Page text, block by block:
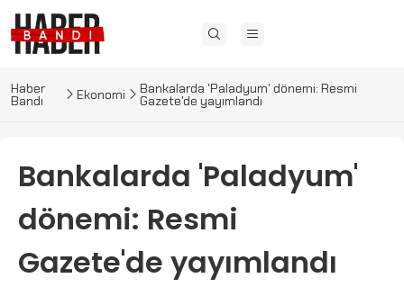
Haber
Bandı Ekonomi Bankalarda 'Paladyum' dönemi: Resmi
Gazete'de yayımlandı
Bankalarda 'Paladyum'
dönemi: Resmi
Gazete'de yayımlandı